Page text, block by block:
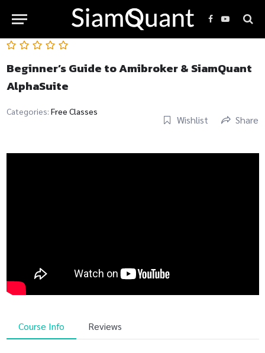
Facebook
YouTube
Beginner’s Guide to Amibroker & SiamQuant
AlphaSuite
Categories: Free Classes
Wishlist Share
Course Info Reviews